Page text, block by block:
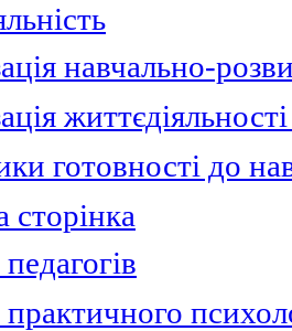
навчально-
готовності до
сторінка